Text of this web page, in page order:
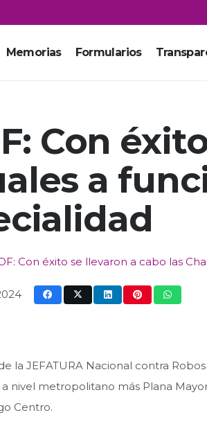
Memorias Formularios
Con
a
Con éxito se llevaron a cabo las
la JEFATURA Nacional contra
nivel metropolitano más Plana
Centro.